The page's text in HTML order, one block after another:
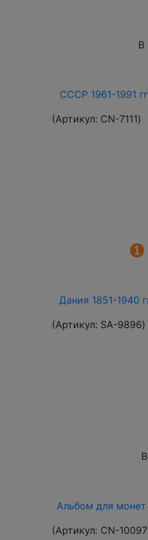
В
СССР 1961-1991
(Артикул: СN-7111)
Дания 1851-1940
(Артикул: SA-9896)
Альбом для монет
(Артикул: CN-